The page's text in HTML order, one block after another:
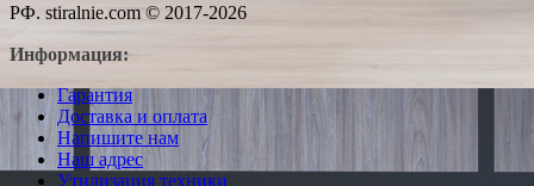
РФ. stiralnie.com © 2017-2026
Информация:
Гарантия
Доставка и оплата
Напишите нам
Наш адрес
Утилизация техники